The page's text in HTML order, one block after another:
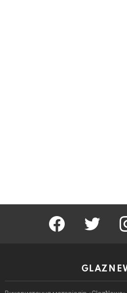
facebook twitter